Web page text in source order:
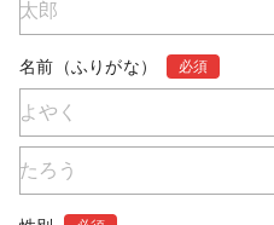
名前（ふりがな） 必須